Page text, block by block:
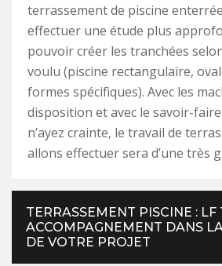
terrassement de piscine
effectuer une étude plus
pouvoir créer les tranchées
voulu (piscine rectangulaire,
formes spécifiques). Avec les
disposition et avec le savoir-
n’ayez crainte, le travail de
allons effectuer sera d’une très
TERRASSEMENT PISCINE :
ACCOMPAGNEMENT DANS
DE VOTRE PROJET